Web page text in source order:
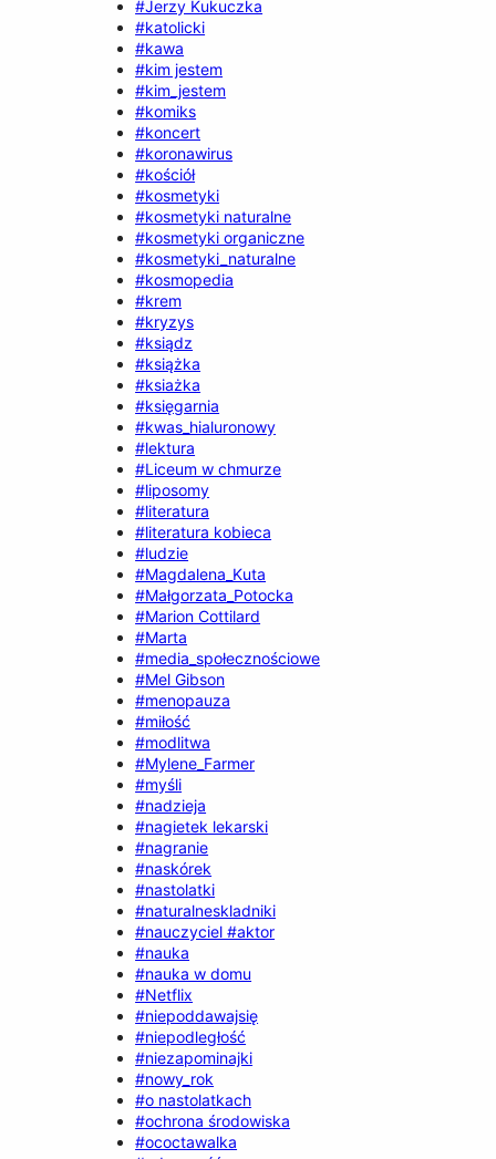
#Jerzy Kukuczka
#katolicki
#kawa
#kim jestem
#kim_jestem
#komiks
#koncert
#koronawirus
#kościół
#kosmetyki
#kosmetyki naturalne
#kosmetyki organiczne
#kosmetyki_naturalne
#kosmopedia
#krem
#kryzys
#ksiądz
#książka
#ksiażka
#księgarnia
#kwas_hialuronowy
#lektura
#Liceum w chmurze
#liposomy
#literatura
#literatura kobieca
#ludzie
#Magdalena_Kuta
#Małgorzata_Potocka
#Marion Cottilard
#Marta
#media_społecznościowe
#Mel Gibson
#menopauza
#miłość
#modlitwa
#Mylene_Farmer
#myśli
#nadzieja
#nagietek lekarski
#nagranie
#naskórek
#nastolatki
#naturalneskladniki
#nauczyciel #aktor
#nauka
#nauka w domu
#Netflix
#niepoddawajsię
#niepodległość
#niezapominajki
#nowy_rok
#o nastolatkach
#ochrona środowiska
#ococtawalka